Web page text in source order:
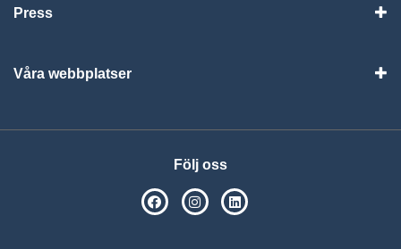
Press
Våra webbplatser
Följ oss
SPSM på Facebook
SPSM på Instagram